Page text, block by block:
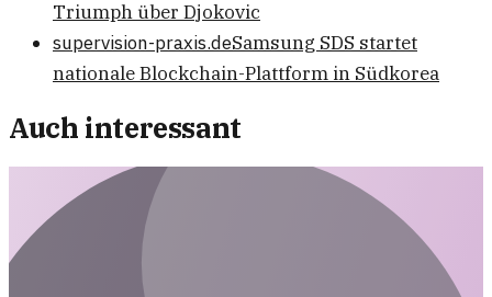
Triumph über Djokovic
supervision-praxis.deSamsung SDS startet
nationale Blockchain-Plattform in Südkorea
Auch interessant